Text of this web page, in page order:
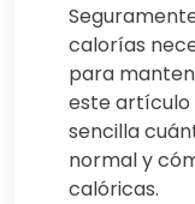
calorías
para
este
sencilla
normal y
calóricas.